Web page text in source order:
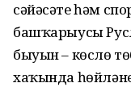
сәйәсәте һәм
башҡарыусы
быуын – көслө
хаҡында